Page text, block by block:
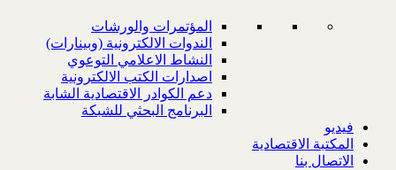
المؤتمرات والورشات
الندوات الالكترونية (وبينارات)
النشاط الاعلامي التوعوي
اصدارات الكتب الالكترونية
دعم الكوادر الاقتصادية الشابة
البرنامج البحثي للشبكة
فيديو
المكتبة الاقتصادية
الاتصال بنا